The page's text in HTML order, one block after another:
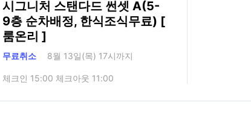
시그니처 스탠다드 썬셋 A(5-
9층 순차배정, 한식조식무료) [
룸온리 ]
무료취소 8월 13일(목) 17시까지
체크인 15:00 체크아웃 11:00